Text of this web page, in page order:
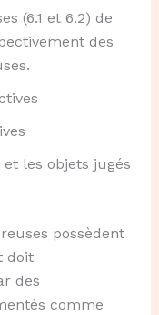
(6.1 et 6.2) de
des
les objets jugés
possèdent
doit
des
comme